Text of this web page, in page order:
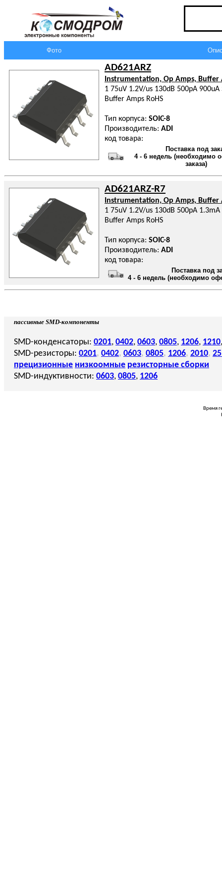
Фото
AD621ARZ
Instrumentation, Op Amps, Buffer
1 75uV 1.2V/us 130dB 500pA
Buffer Amps RoHS
Тип корпуса: SOIC-8
Производитель: ADI
код товара:
Поставка под
4 - 6 недель (необходимо
заказа)
AD621ARZ-R7
Instrumentation, Op Amps, Buffer
1 75uV 1.2V/us 130dB 500pA
Buffer Amps RoHS
Тип корпуса: SOIC-8
Производитель: ADI
код товара:
Поставка под
4 - 6 недель (необходимо
пассивные SMD-компоненты
SMD-конденсаторы: 0201, 0402, 0603, 0805, 1206, 1210,
SMD-резисторы: 0201, 0402, 0603, 0805, 1206, 2010,
прецизионные низкоомные резисторные сборки
SMD-индуктивности: 0603, 0805, 1206
Время